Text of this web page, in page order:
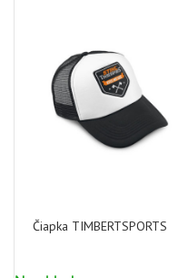
Čiapka TIMBERTSPORTS